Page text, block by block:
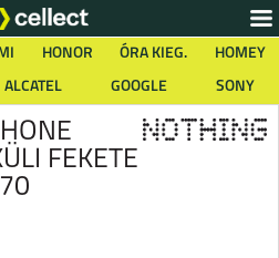
HONOR ÓRA KIEG.
HOMEY
ALCATEL GOOGLE SONY
FEKETE